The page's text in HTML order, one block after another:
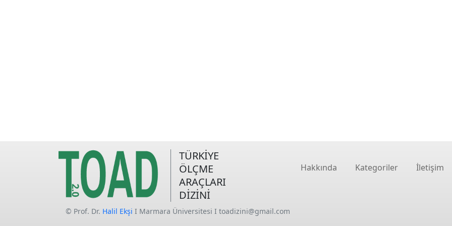
TÜRKİYE
ÖLÇME
ARAÇLARI
DİZİNİ
Hakkında Kategoriler İletişim
© Prof. Dr. Halil Ekşi I Marmara Üniversitesi I toadizini@gmail.com